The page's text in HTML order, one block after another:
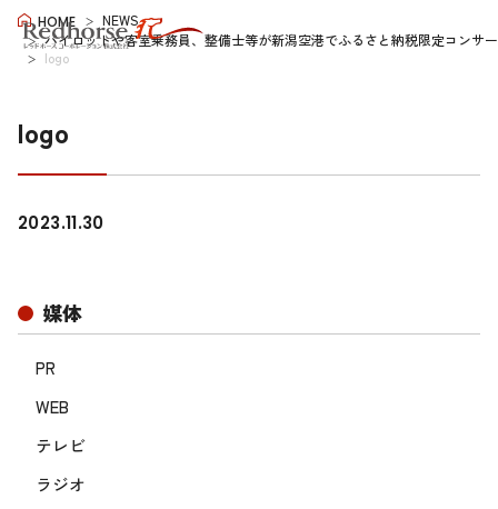
HOME
NEWS
パイロットや客室乗務員、整備士等が新潟空港でふるさと納税限定コンサ
logo
logo
媒体
PR
WEB
テレビ
ラジオ
2023.11.30